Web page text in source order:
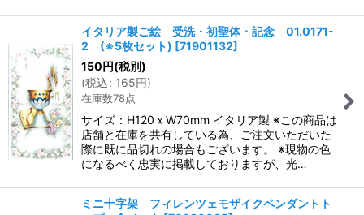
イタリア製ご絵 受洗・初聖体・記念 01.0171-
2 (※5枚セット) [71901132]
150円(税別)
(税込: 165円)
在庫数78点
サイズ：H120ｘW70mm イタリア製 ※この商品は
店舗と在庫を共有している為、ご注文いただいた
際に既に品切れの場合もございます。 ※現物の色
になるべく忠実に掲載しておりますが、光…
ミニ十字架 フィレンツェモザイクペンダントト